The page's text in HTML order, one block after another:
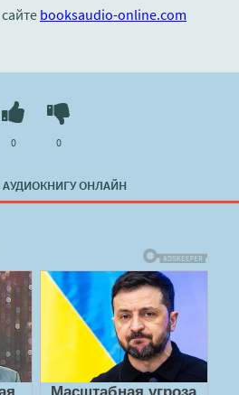
booksaudio-online.com
ОНЛАЙН
0 0